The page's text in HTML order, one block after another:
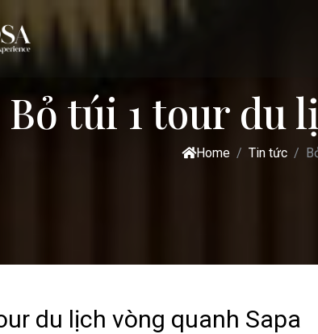
Bỏ túi 1 tour du
Home Tin tức
du lịch vòng quanh Sapa